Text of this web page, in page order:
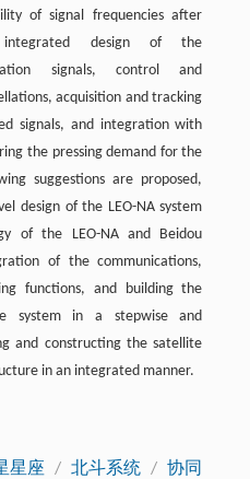
of signal frequencies after
integrated design of the
signals, control and
acquisition and tracking
signals, and integration with
the pressing demand for the
suggestions are proposed,
design of the LEO-NA system
of the LEO-NA and Beidou
of the communications,
functions, and building the
system in a stepwise and
and constructing the satellite
in an integrated manner.
星座 / 北斗系统 / 协同